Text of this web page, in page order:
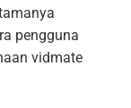
pengguna
vidmate